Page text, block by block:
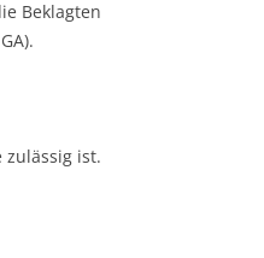
Beklagten
zulässig ist.